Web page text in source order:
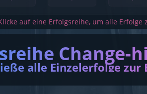
auf eine Erfolgsreihe, um alle Erfolge
Change-
alle Einzelerfolge zur